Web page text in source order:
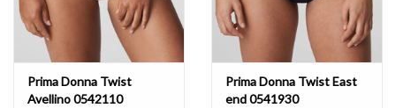
Prima Donna Twist
Avellino 0542110
Prima Donna Twist East
end 0541930